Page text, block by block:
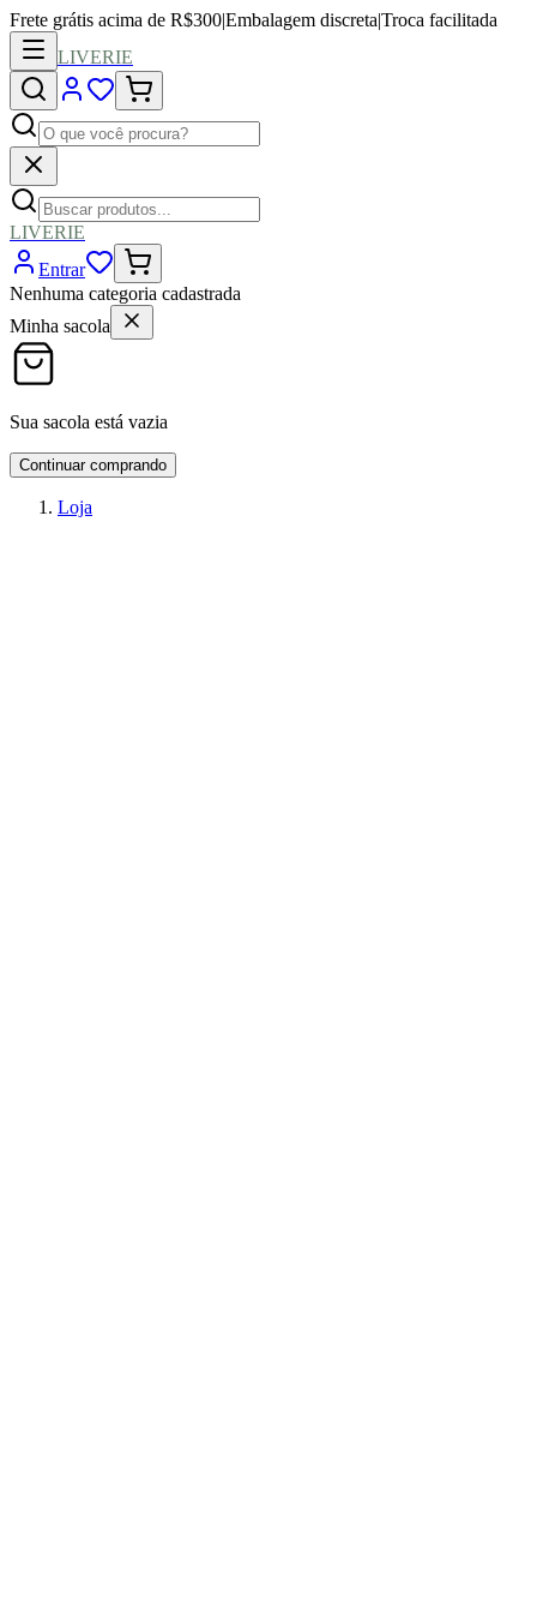
Frete grátis acima de R$300|Embalagem discreta|Troca facilitada
LIVERIE
LIVERIE
Entrar
Nenhuma categoria cadastrada
Minha sacola
Sua sacola está vazia
Continuar comprando
Loja